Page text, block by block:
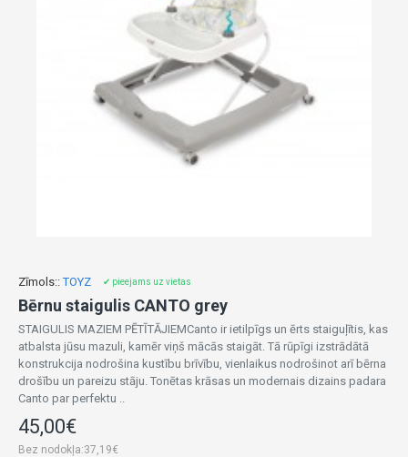
Zīmols:: TOYZ ✔ pieejams uz vietas
Bērnu staigulis CANTO grey
STAIGULIS MAZIEM PĒTĪTĀJIEMCanto ir ietilpīgs un ērts staiguļītis, kas
atbalsta jūsu mazuli, kamēr viņš mācās staigāt. Tā rūpīgi izstrādātā
konstrukcija nodrošina kustību brīvību, vienlaikus nodrošinot arī bērna
drošību un pareizu stāju. Tonētas krāsas un modernais dizains padara
Canto par perfektu ..
45,00€
Bez nodokļa:37,19€